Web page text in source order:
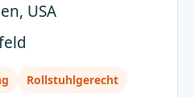
USA
Rollstuhlgerecht